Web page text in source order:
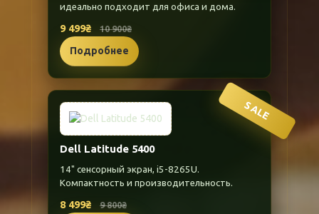
идеально подходит для офиса и дома.
9 499₴ 10 900₴
Подробнее
SALE
Dell Latitude 5400
14" сенсорный экран, i5-8265U.
Компактность и производительность.
8 499₴ 9 800₴